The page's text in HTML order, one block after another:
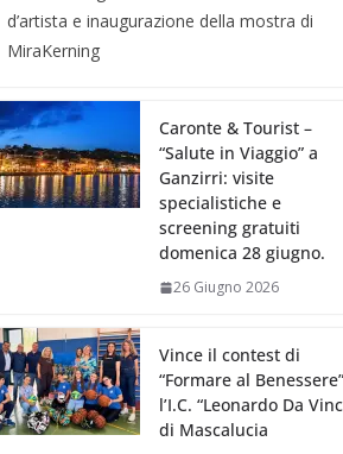
d’artista e inaugurazione della mostra di
MiraKerning
Caronte & Tourist –
“Salute in Viaggio” a
Ganzirri: visite
specialistiche e
screening gratuiti
domenica 28 giugno.
26 Giugno 2026
Vince il contest di
“Formare al Benessere”
l’I.C. “Leonardo Da
di Mascalucia